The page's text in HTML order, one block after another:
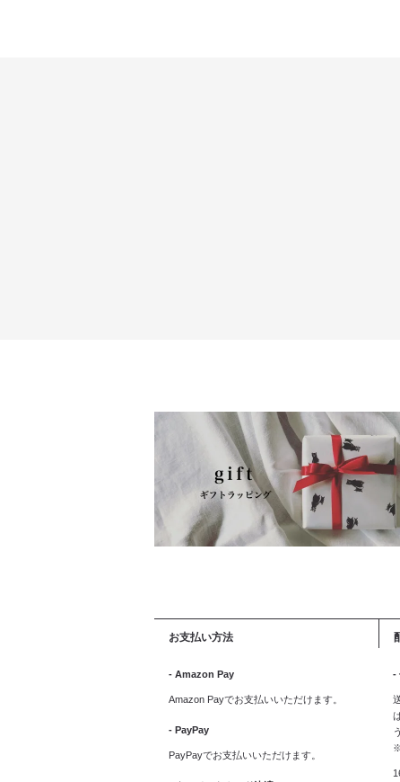
お支払い方法
- Amazon Pay
Amazon Payでお支払いいただけます。
- PayPay
PayPayでお支払いいただけます。
-